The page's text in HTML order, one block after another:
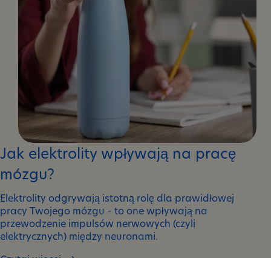
Jak elektrolity wpływają na pracę
mózgu?
Elektrolity odgrywają istotną rolę dla prawidłowej
pracy Twojego mózgu – to one wpływają na
przewodzenie impulsów nerwowych (czyli
elektrycznych) między neuronami.